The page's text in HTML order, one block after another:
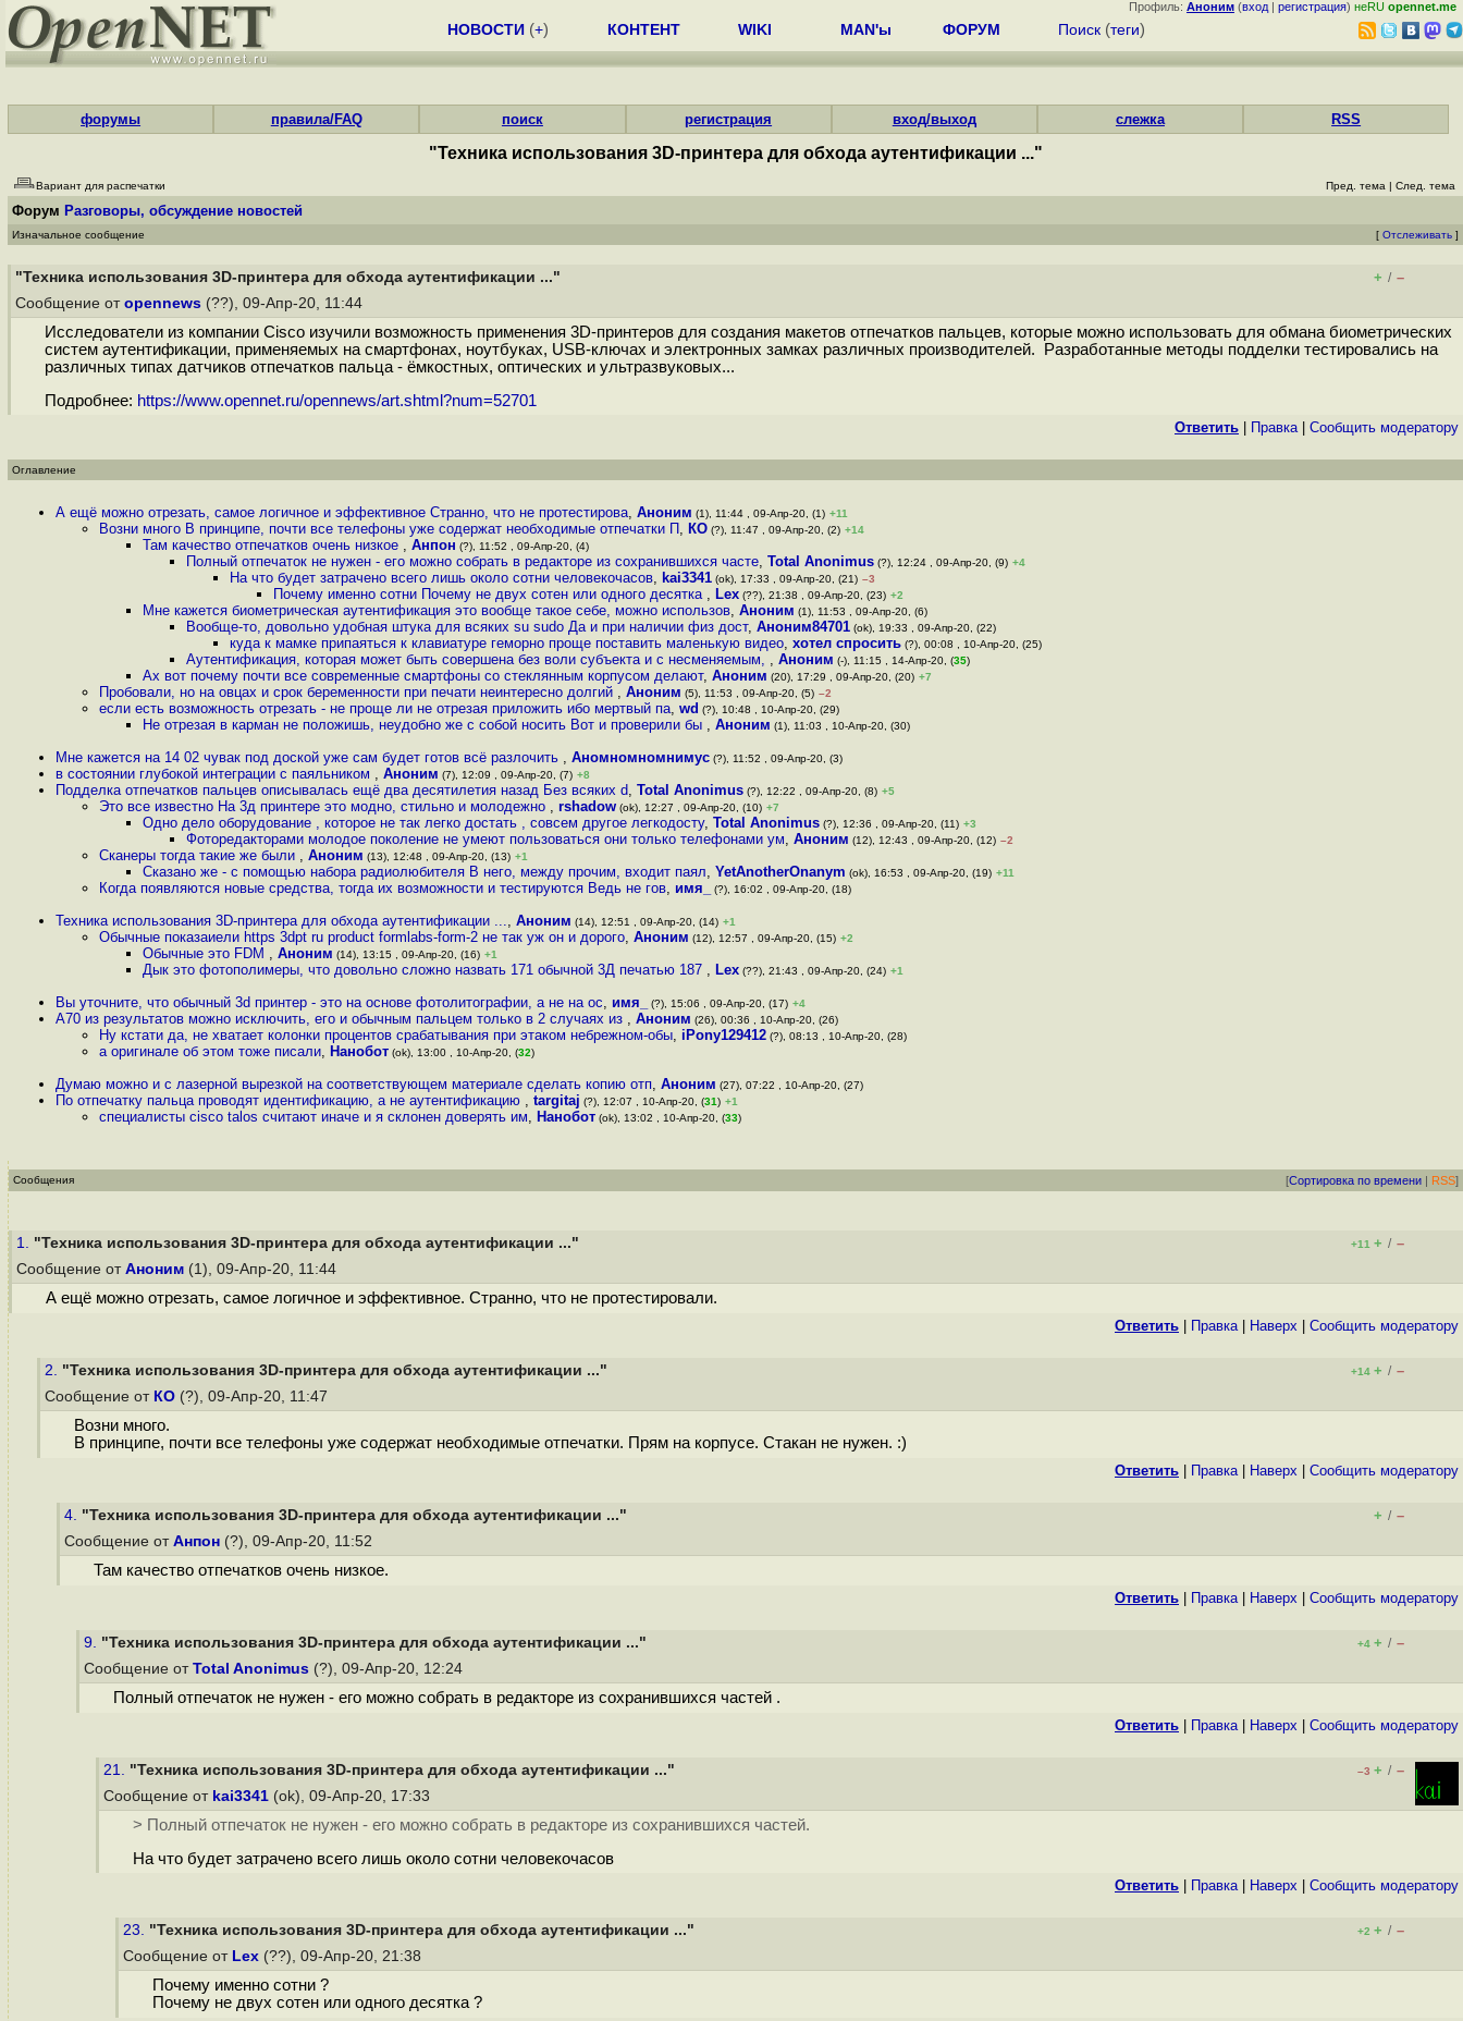
Профиль: Аноним (вход | регистрация) неRU opennet.me
НОВОСТИ (+) КОНТЕНТ WIKI MAN'ы ФОРУМ Поиск (теги)
форумы правила/FAQ поиск регистрация вход/выход слежка RSS
"Техника использования 3D-принтера для обхода аутентификации ..."
Вариант для распечатки Пред. тема | След. тема
Форум Разговоры, обсуждение новостей
Изначальное сообщение [ Отслеживать ]
"Техника использования 3D-принтера для обхода аутентификации ..." + / –
Сообщение от opennews (??), 09-Апр-20, 11:44
Исследователи из компании Cisco изучили возможность применения 3D-принтеров для создания макетов отпечатков пальцев, которые можно использовать для обмана биометрических
систем аутентификации, применяемых на смартфонах, ноутбуках, USB-ключах и электронных замках различных производителей. Разработанные методы подделки тестировались на
различных типах датчиков отпечатков пальца - ёмкостных, оптических и ультразвуковых...
Подробнее: https://www.opennet.ru/opennews/art.shtml?num=52701
Ответить Правка| Cообщить модератору
Оглавление
А ещё можно отрезать, самое логичное и эффективное Странно, что не протестирова, Аноним (1), 11:44 , 09-Апр-20, (1) +11
Возни много В принципе, почти все телефоны уже содержат необходимые отпечатки П , КО (?), 11:47 , 09-Апр-20, (2) +14
Там качество отпечатков очень низкое , Анпон (?), 11:52 , 09-Апр-20, (4)
Полный отпечаток не нужен - его можно собрать в редакторе из сохранившихся часте, Total Anonimus (?), 12:24 , 09-Апр-20, (9) +4
На что будет затрачено всего лишь около сотни человекочасов, kai3341 (ok), 17:33 , 09-Апр-20, (21) –3
Почему именно сотни Почему не двух сотен или одного десятка , Lex (??), 21:38 , 09-Апр-20, (23) +2
Мне кажется биометрическая аутентификация это вообще такое себе, можно использов, Аноним (1), 11:53 , 09-Апр-20, (6)
Вообще-то, довольно удобная штука для всяких su sudo Да и при наличии физ дост, Аноним84701 (ok), 19:33 , 09-Апр-20, (22)
куда к мамке припаяться к клавиатуре геморно проще поставить маленькую видео, хотел спросить (?), 00:08 , 10-Апр-20, (25)
Аутентификация, которая может быть совершена без воли субъекта и с несменяемым, , Аноним (-), 11:15 , 14-Апр-20, (35)
Ах вот почему почти все современные смартфоны со стеклянным корпусом делают, Аноним (20), 17:29 , 09-Апр-20, (20) +7
Пробовали, но на овцах и срок беременности при печати неинтересно долгий , Аноним (5), 11:53 , 09-Апр-20, (5) –2
если есть возможность отрезать - не проще ли не отрезая приложить ибо мертвый па, wd (?), 10:48 , 10-Апр-20, (29)
Не отрезая в карман не положишь, неудобно же с собой носить Вот и проверили бы , Аноним (1), 11:03 , 10-Апр-20, (30)
Мне кажется на 14 02 чувак под доской уже сам будет готов всё разлочить , Аномномномнимус (?), 11:52 , 09-Апр-20, (3)
в состоянии глубокой интеграции с паяльником , Аноним (7), 12:09 , 09-Апр-20, (7) +8
Подделка отпечатков пальцев описывалась ещё два десятилетия назад Без всяких d, Total Anonimus (?), 12:22 , 09-Апр-20, (8) +5
Это все известно На 3д принтере это модно, стильно и молодежно , rshadow (ok), 12:27 , 09-Апр-20, (10) +7
Одно дело оборудование , которое не так легко достать , совсем другое легкодосту, Total Anonimus (?), 12:36 , 09-Апр-20, (11) +3
Фоторедакторами молодое поколение не умеют пользоваться они только телефонами ум, Аноним (12), 12:43 , 09-Апр-20, (12) –2
Сканеры тогда такие же были , Аноним (13), 12:48 , 09-Апр-20, (13) +1
Сказано же - с помощью набора радиолюбителя В него, между прочим, входит паял, YetAnotherOnanym (ok), 16:53 , 09-Апр-20, (19) +11
Когда появляются новые средства, тогда их возможности и тестируются Ведь не гов, имя_ (?), 16:02 , 09-Апр-20, (18)
Техника использования 3D-принтера для обхода аутентификации ..., Аноним (14), 12:51 , 09-Апр-20, (14) +1
Обычные показаиели https 3dpt ru product formlabs-form-2 не так уж он и дорого, Аноним (12), 12:57 , 09-Апр-20, (15) +2
Обычные это FDM , Аноним (14), 13:15 , 09-Апр-20, (16) +1
Дык это фотополимеры, что довольно сложно назвать 171 обычной 3Д печатью 187 , Lex (??), 21:43 , 09-Апр-20, (24) +1
Вы уточните, что обычный 3d принтер - это на основе фотолитографии, а не на ос, имя_ (?), 15:06 , 09-Апр-20, (17) +4
А70 из результатов можно исключить, его и обычным пальцем только в 2 случаях из , Аноним (26), 00:36 , 10-Апр-20, (26)
Ну кстати да, не хватает колонки процентов срабатывания при этаком небрежном-обы, iPony129412 (?), 08:13 , 10-Апр-20, (28)
а оригинале об этом тоже писали, Нанобот (ok), 13:00 , 10-Апр-20, (32)
Думаю можно и с лазерной вырезкой на соответствующем материале сделать копию отп, Аноним (27), 07:22 , 10-Апр-20, (27)
По отпечатку пальца проводят идентификацию, а не аутентификацию , targitaj (?), 12:07 , 10-Апр-20, (31) +1
специалисты cisco talos считают иначе и я склонен доверять им, Нанобот (ok), 13:02 , 10-Апр-20, (33)
Сообщения [Сортировка по времени | RSS]
1. "Техника использования 3D-принтера для обхода аутентификации ..." +11 + / –
Сообщение от Аноним (1), 09-Апр-20, 11:44
А ещё можно отрезать, самое логичное и эффективное. Странно, что не протестировали.
Ответить Правка| Наверх Cообщить модератору
2. "Техника использования 3D-принтера для обхода аутентификации ..." +14 + / –
Сообщение от КО (?), 09-Апр-20, 11:47
Возни много.
В принципе, почти все телефоны уже содержат необходимые отпечатки. Прям на корпусе. Стакан не нужен. :)
Ответить Правка| Наверх Cообщить модератору
4. "Техника использования 3D-принтера для обхода аутентификации ..." + / –
Сообщение от Анпон (?), 09-Апр-20, 11:52
Там качество отпечатков очень низкое.
Ответить Правка| Наверх Cообщить модератору
9. "Техника использования 3D-принтера для обхода аутентификации ..." +4 + / –
Сообщение от Total Anonimus (?), 09-Апр-20, 12:24
Полный отпечаток не нужен - его можно собрать в редакторе из сохранившихся частей .
Ответить Правка| Наверх Cообщить модератору
21. "Техника использования 3D-принтера для обхода аутентификации ..." –3 + / –
Сообщение от kai3341 (ok), 09-Апр-20, 17:33
> Полный отпечаток не нужен - его можно собрать в редакторе из сохранившихся частей.
На что будет затрачено всего лишь около сотни человекочасов
Ответить Правка| Наверх Cообщить модератору
23. "Техника использования 3D-принтера для обхода аутентификации ..." +2 + / –
Сообщение от Lex (??), 09-Апр-20, 21:38
Почему именно сотни ?
Почему не двух сотен или одного десятка ?